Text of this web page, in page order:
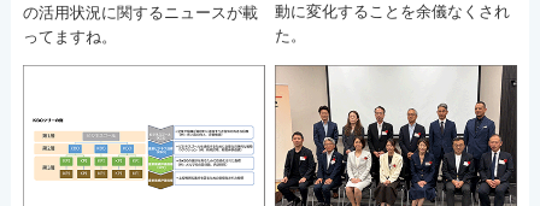
の活用状況に関するニュースが載
ってますね。
動に変化することを余儀なくされ
た。